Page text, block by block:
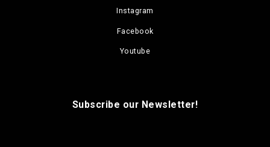
Instagram
Facebook
Youtube
Subscribe our Newsletter!